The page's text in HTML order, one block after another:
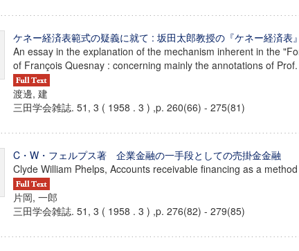
ナンス教育研究センター
ケネー経済表範式の疑義に就て : 坂田太郎教授の『ケネー経済表
An essay in the explanation of the mechanism inherent in the
of François Quesnay : concerning mainly the annotations of
渡邊, 建
三田学会雑誌. 51, 3 ( 1958 . 3 ) ,p. 260(66) - 275(81)
C・W・フェルプス著 企業金融の一手段としての売掛金金融
Clyde William Phelps, Accounts receivable financing as a
片岡, 一郎
三田学会雑誌. 51, 3 ( 1958 . 3 ) ,p. 276(82) - 279(85)